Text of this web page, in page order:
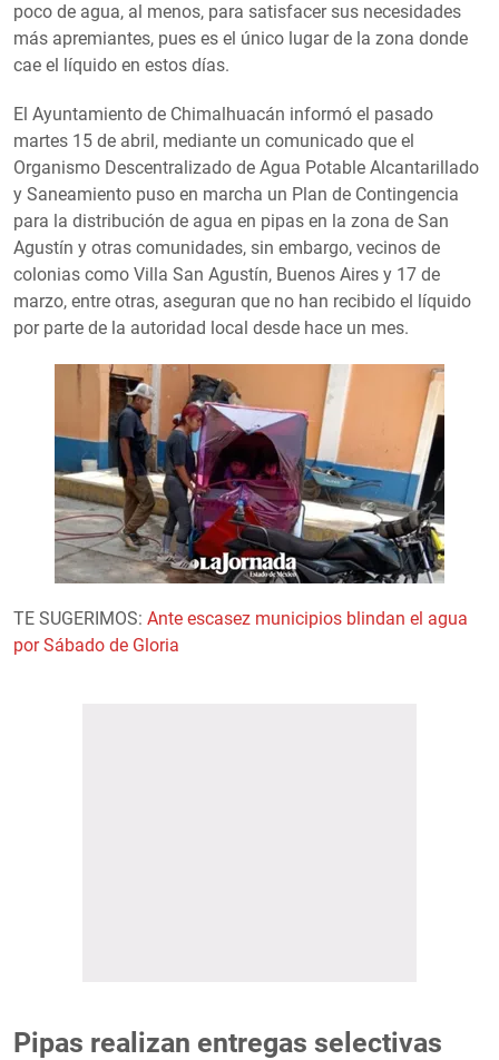
poco de agua, al menos, para satisfacer sus necesidades
más apremiantes, pues es el único lugar de la zona donde
cae el líquido en estos días.
El Ayuntamiento de Chimalhuacán informó el pasado
martes 15 de abril, mediante un comunicado que el
Organismo Descentralizado de Agua Potable Alcantarillado
y Saneamiento puso en marcha un Plan de Contingencia
para la distribución de agua en pipas en la zona de San
Agustín y otras comunidades, sin embargo, vecinos de
colonias como Villa San Agustín, Buenos Aires y 17 de
marzo, entre otras, aseguran que no han recibido el líquido
por parte de la autoridad local desde hace un mes.
TE SUGERIMOS: Ante escasez municipios blindan el agua
por Sábado de Gloria
Pipas realizan entregas selectivas